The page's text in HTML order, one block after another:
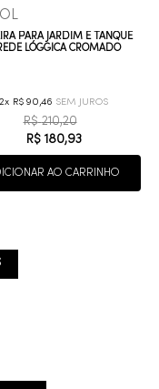
PARA JARDIM E TANQUE
LÓGGICA CROMADO
2 R$ 90,46
R$ 210,20
R$ 180,93
AO CARRINHO